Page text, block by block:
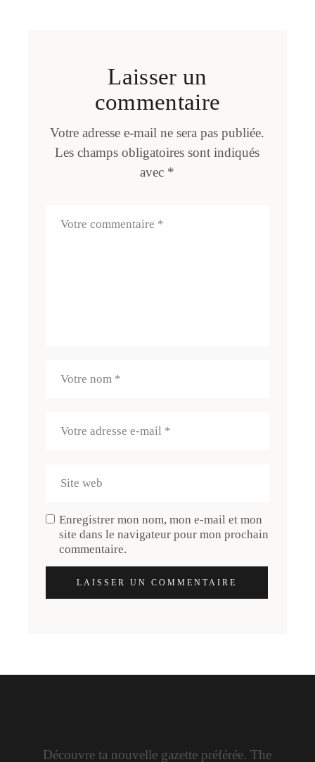
Laisser un
commentaire
Votre adresse e-mail ne sera pas publiée.
Les champs obligatoires sont indiqués
avec *
Enregistrer mon nom, mon e-mail et mon
site dans le navigateur pour mon prochain
commentaire.
LAISSER UN COMMENTAIRE
Découvre ta nouvelle gazette préférée. The